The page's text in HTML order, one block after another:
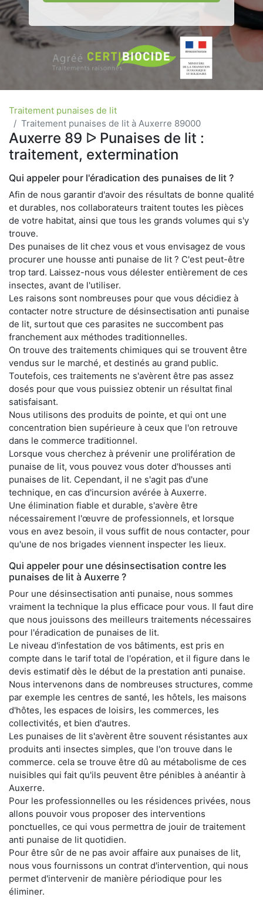
Traitement punaises de lit
Traitement punaises de lit à Auxerre 89000
Auxerre 89 ᐅ Punaises de lit :
traitement, extermination
Qui appeler pour l'éradication des punaises de lit ?
Afin de nous garantir d'avoir des résultats de bonne qualité
et durables, nos collaborateurs traitent toutes les pièces
de votre habitat, ainsi que tous les grands volumes qui s'y
trouve.
Des punaises de lit chez vous et vous envisagez de vous
procurer une housse anti punaise de lit ? C'est peut-être
trop tard. Laissez-nous vous délester entièrement de ces
insectes, avant de l'utiliser.
Les raisons sont nombreuses pour que vous décidiez à
contacter notre structure de désinsectisation anti punaise
de lit, surtout que ces parasites ne succombent pas
franchement aux méthodes traditionnelles.
On trouve des traitements chimiques qui se trouvent être
vendus sur le marché, et destinés au grand public.
Toutefois, ces traitements ne s'avèrent être pas assez
dosés pour que vous puissiez obtenir un résultat final
satisfaisant.
Nous utilisons des produits de pointe, et qui ont une
concentration bien supérieure à ceux que l'on retrouve
dans le commerce traditionnel.
Lorsque vous cherchez à prévenir une prolifération de
punaise de lit, vous pouvez vous doter d'housses anti
punaises de lit. Cependant, il ne s'agit pas d'une
technique, en cas d'incursion avérée à Auxerre.
Une élimination fiable et durable, s'avère être
nécessairement l'œuvre de professionnels, et lorsque
vous en avez besoin, il vous suffit de nous contacter, pour
qu'une de nos brigades viennent inspecter les lieux.
Qui appeler pour une désinsectisation contre les
punaises de lit à Auxerre ?
Pour une désinsectisation anti punaise, nous sommes
vraiment la technique la plus efficace pour vous. Il faut dire
que nous jouissons des meilleurs traitements nécessaires
pour l'éradication de punaises de lit.
Le niveau d'infestation de vos bâtiments, est pris en
compte dans le tarif total de l'opération, et il figure dans le
devis estimatif dès le début de la prestation anti punaise.
Nous intervenons dans de nombreuses structures, comme
par exemple les centres de santé, les hôtels, les maisons
d'hôtes, les espaces de loisirs, les commerces, les
collectivités, et bien d'autres.
Les punaises de lit s'avèrent être souvent résistantes aux
produits anti insectes simples, que l'on trouve dans le
commerce. cela se trouve être dû au métabolisme de ces
nuisibles qui fait qu'ils peuvent être pénibles à anéantir à
Auxerre.
Pour les professionnelles ou les résidences privées, nous
allons pouvoir vous proposer des interventions
ponctuelles, ce qui vous permettra de jouir de traitement
anti punaise de lit quotidien.
Pour être sûr de ne pas avoir affaire aux punaises de lit,
nous vous fournissons un contrat d'intervention, qui nous
permet d'intervenir de manière périodique pour les
éliminer.